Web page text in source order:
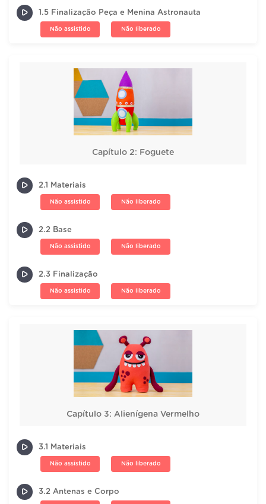
1.5 Finalização Peça e Menina Astronauta
Não assistido Não liberado
Capítulo 2: Foguete
2.1 Materiais
Não assistido Não liberado
2.2 Base
Não assistido Não liberado
2.3 Finalização
Não assistido Não liberado
Capítulo 3: Alienígena Vermelho
3.1 Materiais
Não assistido Não liberado
3.2 Antenas e Corpo